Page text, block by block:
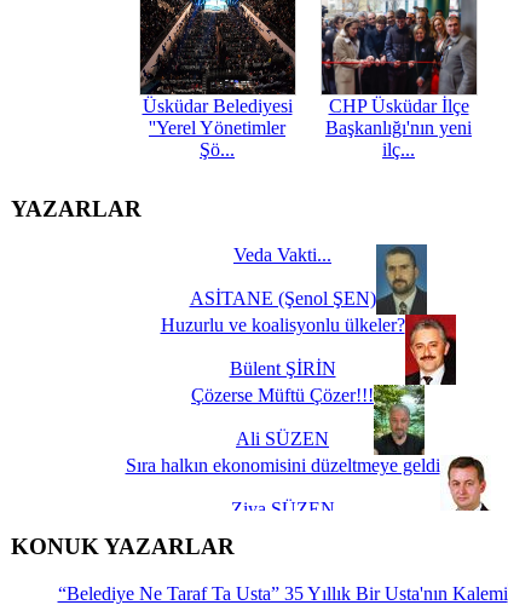
Üsküdar Belediyesi
''Yerel Yönetimler
Şö...
CHP Üsküdar İlçe
Başkanlığı'nın yeni
ilç...
YAZARLAR
Veda Vakti...
ASİTANE (Şenol ŞEN)
Huzurlu ve koalisyonlu ülkeler?
Bülent ŞİRİN
Çözerse Müftü Çözer!!!
Ali SÜZEN
Sıra halkın ekonomisini düzeltmeye geldi
Ziya SÜZEN
İşte Biz buyuz...
KONUK YAZARLAR
“Belediye Ne Taraf Ta Usta” 35 Yıllık Bir Usta'nın Kalemi